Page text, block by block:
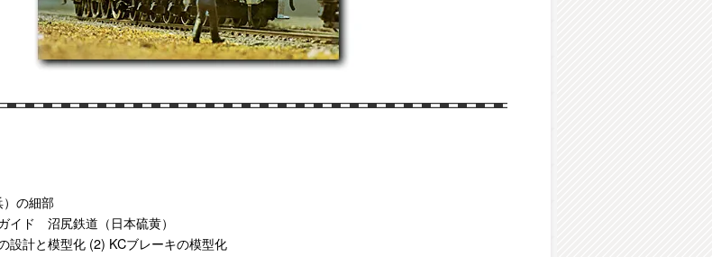
の細部
イド 沼尻鉄道（日本硫黄）
設計と模型化 (2) KCブレーキの模型化